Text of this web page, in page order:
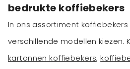
bedrukte koffiebekers
In ons assortiment koffiebekers
verschillende modellen kiezen.
kartonnen koffiebekers,